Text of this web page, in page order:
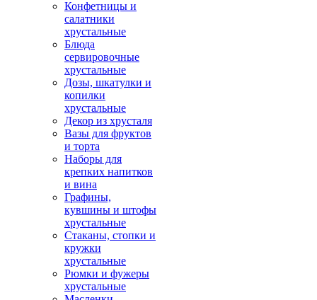
Конфетницы и
салатники
хрустальные
Блюда
сервировочные
хрустальные
Дозы, шкатулки и
копилки
хрустальные
Декор из хрусталя
Вазы для фруктов
и торта
Наборы для
крепких напитков
и вина
Графины,
кувшины и штофы
хрустальные
Стаканы, стопки и
кружки
хрустальные
Рюмки и фужеры
хрустальные